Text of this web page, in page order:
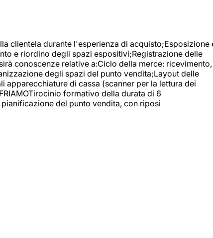
clientela durante l'esperienza di acquisto;Esposizione
e riordino degli spazi espositivi;Registrazione delle
conoscenze relative a:Ciclo della merce: ricevimento,
degli spazi del punto vendita;Layout delle
di cassa (scanner per la lettura dei
formativo della durata di 6
del punto vendita, con riposi